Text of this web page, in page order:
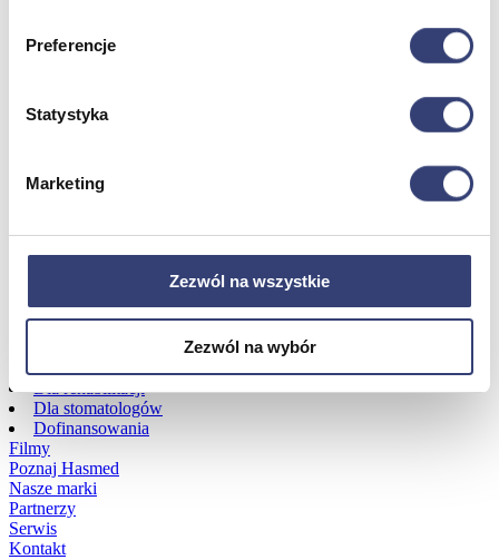
Preferencje
Statystyka
Marketing
Zezwól na wszystkie
Zezwól na wybór
Dofinansowania
Wróć
Zobacz wszystko
Aquatizer Testowy
Robot rehabilitacyjny ROBERT®
Dla rehabilitacji
Dla stomatologów
Dofinansowania
Filmy
Poznaj Hasmed
Nasze marki
Partnerzy
Serwis
Kontakt